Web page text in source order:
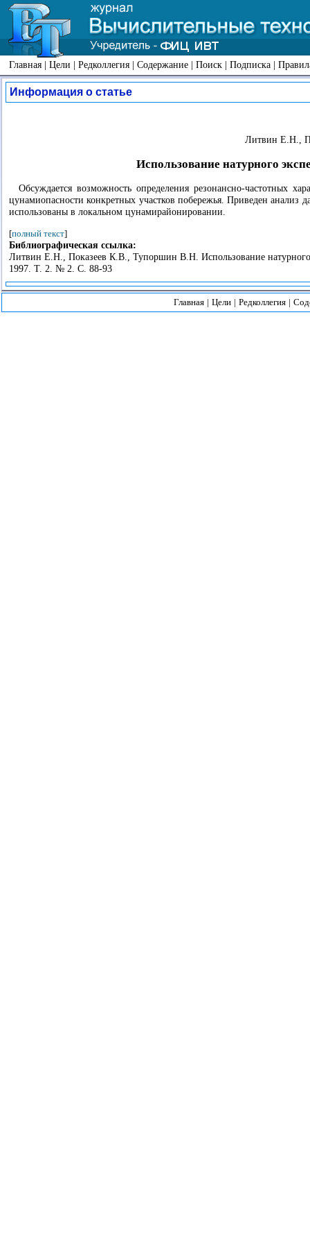
Главная | Цели | Редколлегия | Содержание | Поиск | Подписка |
Информация о статье
Литвин Е.Н.,
Использование натурного
Обсуждается возможность определения резонансно-частотных
цунамиопасности конкретных участков побережья. Приведен
использованы в локальном цунамирайонировании.
[полный текст]
Библиографическая ссылка:
Литвин Е.Н., Показеев К.В., Тупоршин В.Н. Использование
1997. Т. 2. № 2. С. 88-93
Главная | Цели | Редколлегия |